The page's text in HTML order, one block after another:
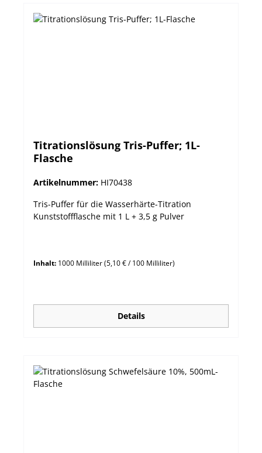
Titrationslösung Tris-Puffer; 1L-
Flasche
Artikelnummer: HI70438
Tris-Puffer für die Wasserhärte-Titration
Kunststoffflasche mit 1 L + 3,5 g Pulver
Inhalt: 1000 Milliliter(5,10 € / 100 Milliliter)
Details